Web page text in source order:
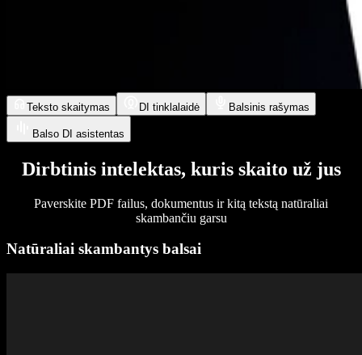
Teksto skaitymas DI tinklalaidė Balsinis rašymas
Balso DI asistentas
Dirbtinis intelektas, kuris skaito už jus
Paverskite PDF failus, dokumentus ir kitą tekstą natūraliai
skambančiu garsu
Natūraliai skambantys balsai